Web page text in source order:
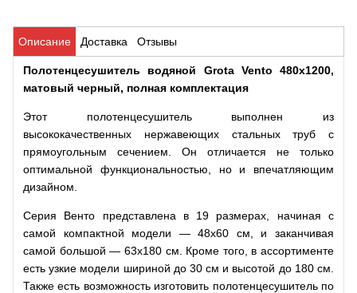
Описание Доставка Отзывы
Полотенцесушитель водяной Grota Vento 480х1200,
матовый черный, полная комплектация
Этот полотенцесушитель выполнен из
высококачественных нержавеющих стальных труб с
прямоугольным сечением. Он отличается не только
оптимальной функциональностью, но и впечатляющим
дизайном.
Серия Венто представлена в 19 размерах, начиная с
самой компактной модели — 48х60 см, и заканчивая
самой большой — 63х180 см. Кроме того, в ассортименте
есть узкие модели шириной до 30 см и высотой до 180 см.
Также есть возможность изготовить полотенцесушитель по